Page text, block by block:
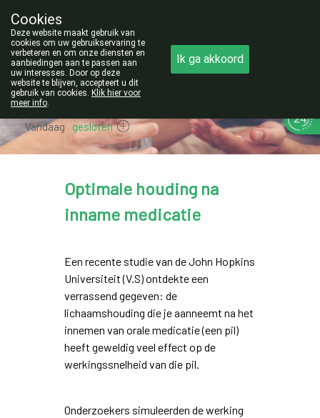
NIEUW ADRES!
011/42.25.56
Vandaag gesloten
Optimale houding na
inname medicatie
Een recente studie van de John Hopkins
Universiteit (V.S) ontdekte een
verrassend gegeven: de
lichaamshouding die je aanneemt na het
innemen van orale medicatie (een pil)
heeft geweldig veel effect op de
werkingssnelheid van die pil.
Onderzoekers simuleerden de werking
Cookies
Deze website maakt gebruik van
cookies om uw gebruikservaring te
verbeteren en om onze diensten en
aanbiedingen aan te passen aan
uw interesses. Door op deze
website te blijven, accepteert u dit
gebruik van cookies. Klik hier voor
meer info.
Ik ga akkoord